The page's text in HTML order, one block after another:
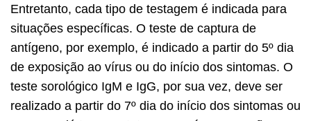
Entretanto, cada tipo de testagem é indicada para
situações específicas. O teste de captura de
antígeno, por exemplo, é indicado a partir do 5º dia
de exposição ao vírus ou do início dos sintomas. O
teste sorológico IgM e IgG, por sua vez, deve ser
realizado a partir do 7º dia do início dos sintomas ou